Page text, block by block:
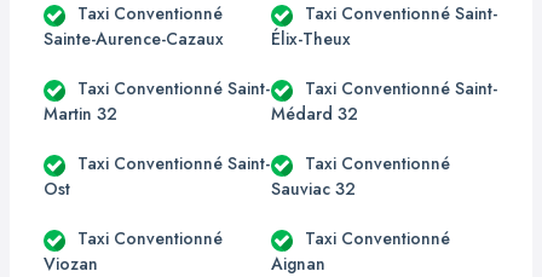
Taxi Conventionné
Sainte-Aurence-Cazaux
Taxi Conventionné Saint-
Élix-Theux
Taxi Conventionné Saint-
Martin 32
Taxi Conventionné Saint-
Médard 32
Taxi Conventionné Saint-
Ost
Taxi Conventionné
Sauviac 32
Taxi Conventionné
Viozan
Taxi Conventionné
Aignan